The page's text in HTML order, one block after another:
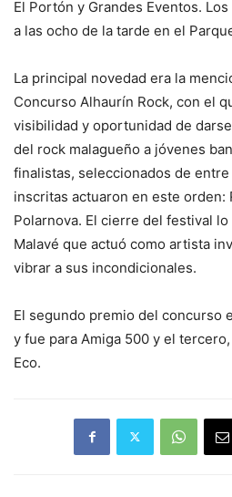
El Portón y Grandes Eventos.
a las ocho de la tarde en el
La principal novedad era la
Concurso Alhaurín Rock, con el
visibilidad y oportunidad de
del rock malagueño a jóvenes
finalistas, seleccionados de
inscritas actuaron en este orden:
Polarnova. El cierre del festival
Malavé que actuó como artista
vibrar a sus incondicionales.
El segundo premio del concurso
y fue para Amiga 500 y el
Eco.